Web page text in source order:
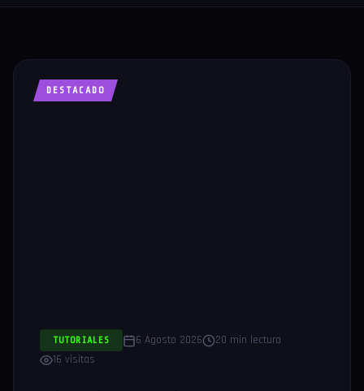
DESTACADO
TUTORIALES 6 Agosto 2026
20 min lectura
16 visitas